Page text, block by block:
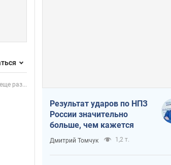
раз...
Результат ударов по НПЗ
России значительно
больше, чем кажется
Дмитрий Томчук 1,2 т.